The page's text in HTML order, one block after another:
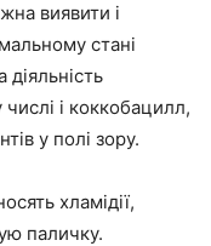
виявити і
стані
і коккобацилл,
у полі зору.
хламідії,
паличку.